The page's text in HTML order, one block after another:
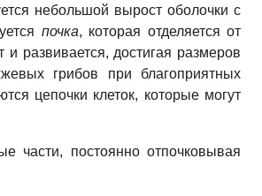
небольшой вырост оболочки с
почка, которая отделяется от
развивается, достигая размеров
грибов при благоприятных
цепочки клеток, которые могут
части, постоянно отпочковывая